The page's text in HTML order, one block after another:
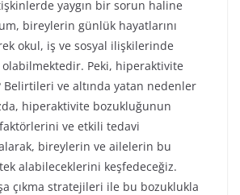
yaygın bir sorun haline
bireylerin günlük hayatlarını
okul, iş ve sosyal ilişkilerinde
Peki, hiperaktivite
Belirtileri ve altında yatan nedenler
hiperaktivite bozukluğunun
ve etkili tedavi
bireylerin ve ailelerin bu
alabileceklerini keşfedeceğiz.
çıkma stratejileri ile bu bozuklukla